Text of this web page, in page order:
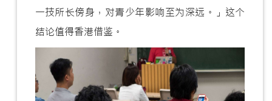
一技所长傍身，对青少年影响至为深远。」这个
结论值得香港借鉴。